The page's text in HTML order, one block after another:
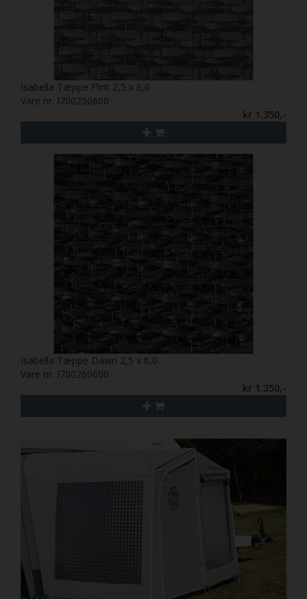
Isabella Tæppe Flint 2,5 x 6,0
Vare nr. I700250600
kr 1.350,-
Isabella Tæppe Dawn 2,5 x 6,0
Vare nr. I700260600
kr 1.350,-